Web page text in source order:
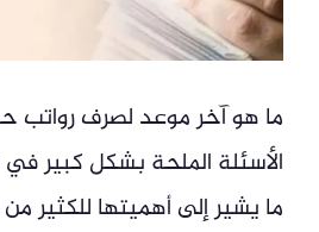
ما هو آخر موعد لصرف رواتب
الأسئلة الملحة بشكل كبير في
ما يشير إلى أهميتها للكثير من